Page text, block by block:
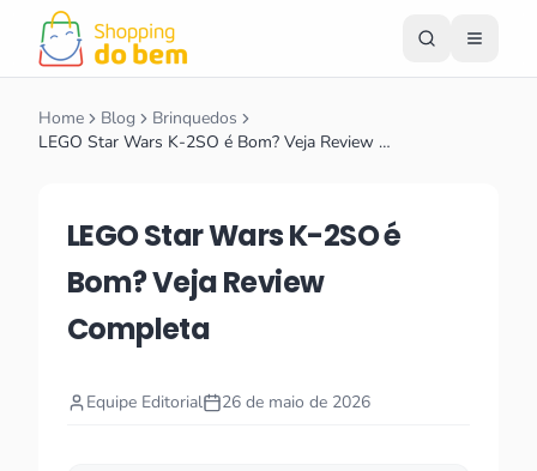
Home Blog
Brinquedos
LEGO Star Wars K-2SO é Bom? Veja Review …
LEGO Star Wars K-2SO é
Bom? Veja Review
Completa
Equipe Editorial 26 de maio de 2026